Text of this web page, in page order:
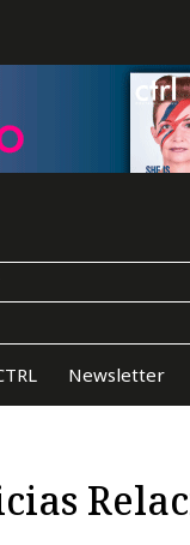
Newsletter